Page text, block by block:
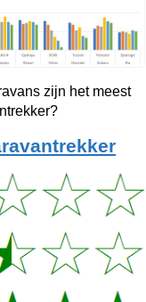
zijn het meest